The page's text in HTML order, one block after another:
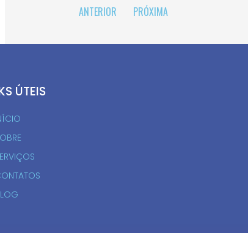
ANTERIOR PRÓXIMA
ÚTEIS